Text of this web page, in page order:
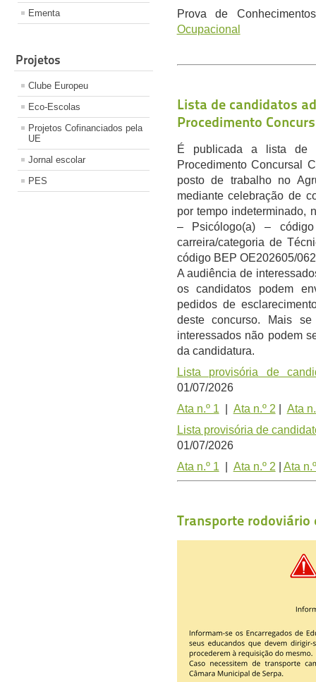
Ementa
Projetos
Clube Europeu
Eco-Escolas
Projetos Cofinanciados pela
UE
Jornal escolar
PES
Prova de
Ocupacional
Lista de candidatos
Procedimento
É publicada a lista de
Procedimento Concursal
posto de trabalho no
mediante celebração de
por tempo indeterminado,
– Psicólogo(a) –
carreira/categoria de
código BEP OE202605/
A audiência de
os candidatos podem
pedidos de
deste concurso. Mais
interessados não podem
da candidatura.
Lista provisória de
01/07/2026
Ata n.º 1
Ata n.º 2
Ata
Lista provisória de
01/07/2026
Ata n.º 1
Ata n.º 2 Ata
Transporte rodoviário